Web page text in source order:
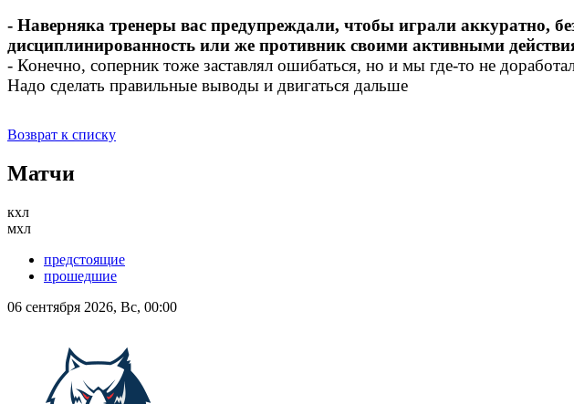
- Наверняка тренеры вас предупреждали, чтобы играли аккуратно,
дисциплинированность или же противник своими активными
- Конечно, соперник тоже заставлял ошибаться, но и мы где-то не
Надо сделать правильные выводы и двигаться дальше
Возврат к списку
Матчи
кхл
мхл
предстоящие
прошедшие
06 сентября 2026, Вс, 00:00